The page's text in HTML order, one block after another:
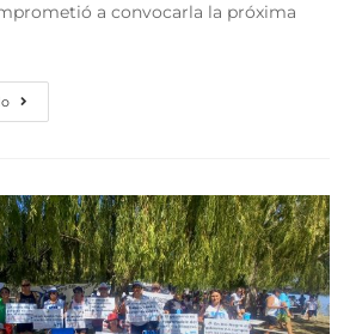
a convocarla la próxima